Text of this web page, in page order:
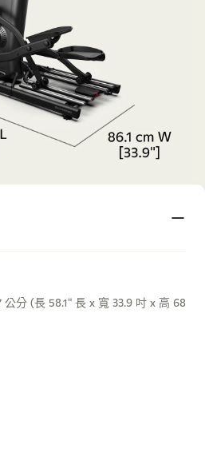
公分 (長 58.1" 長 x 寬 33.9 吋 x 高 68